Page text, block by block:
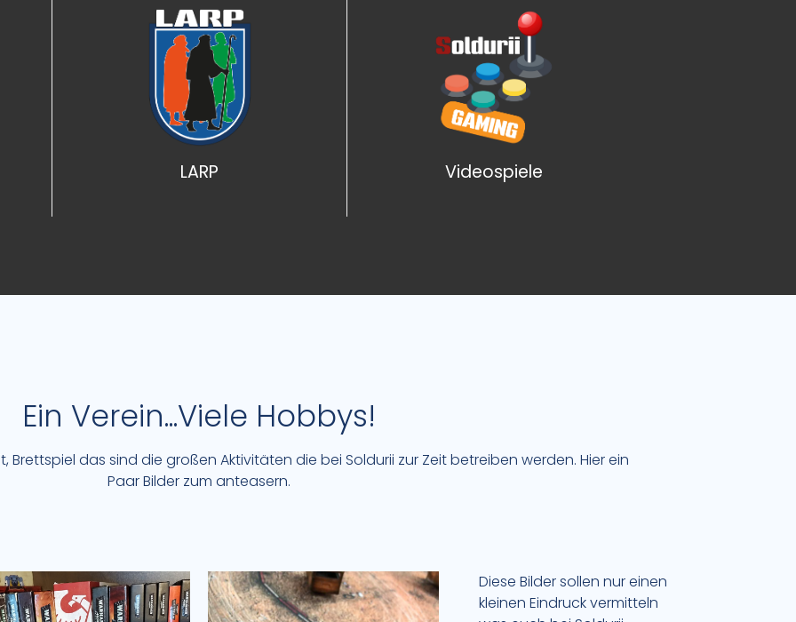
LARP Videospiele
Ein Verein...Viele Hobbys!
Brettspiel das sind die großen Aktivitäten die bei Soldurii zur Zeit betreiben werden. Hier ein
Paar Bilder zum anteasern.
Diese Bilder sollen nur einen
kleinen Eindruck vermitteln